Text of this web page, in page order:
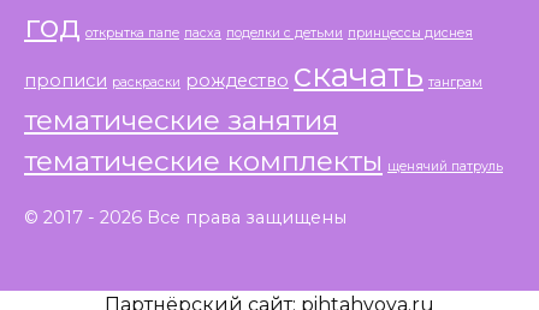
год открытка папе пасха поделки с детьми принцессы диснея
прописи раскраски рождество скачать танграм
тематические занятия
тематические комплекты щенячий патруль
© 2017 - 2026 Все права защищены
Партнёрский сайт: pihtahvoya.ru